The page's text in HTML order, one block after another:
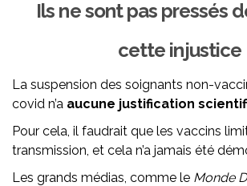
Ils ne sont pas pressés
cette injustice
La suspension des soignants non-
covid n’a aucune justification
Pour cela, il faudrait que les vaccins
transmission, et cela n’a jamais été
Les grands médias, comme le Monde